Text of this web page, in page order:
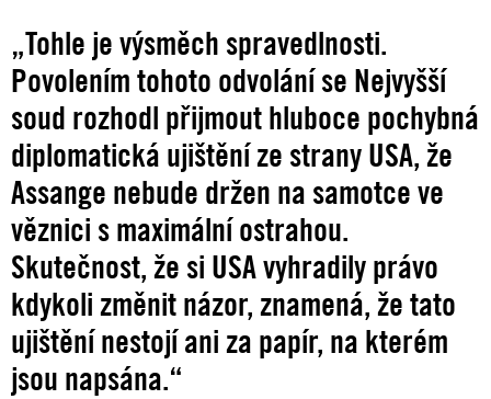
„Tohle je výsměch spravedlnosti.
Povolením tohoto odvolání se Nejvyšší
soud rozhodl přijmout hluboce pochybná
diplomatická ujištění ze strany USA, že
Assange nebude držen na samotce ve
věznici s maximální ostrahou.
Skutečnost, že si USA vyhradily právo
kdykoli změnit názor, znamená, že tato
ujištění nestojí ani za papír, na kterém
jsou napsána.“